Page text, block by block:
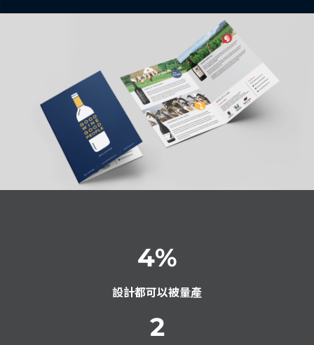
4%
設計都可以被量產
2